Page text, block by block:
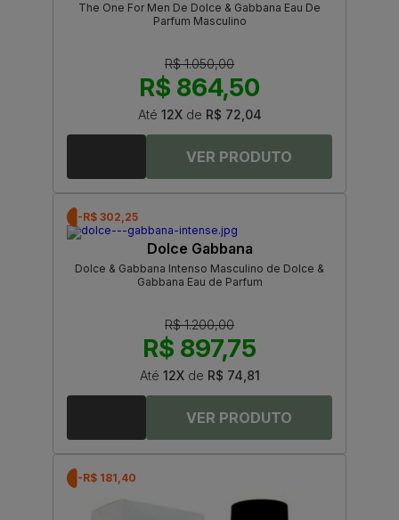
The One For Men De Dolce & Gabbana Eau De
Parfum Masculino
R$ 1.050,00
R$ 864,50
Até 12Xde R$ 72,04
-R$ 302,25
Dolce Gabbana
Dolce & Gabbana Intenso Masculino de Dolce &
Gabbana Eau de Parfum
R$ 1.200,00
R$ 897,75
Até 12Xde R$ 74,81
-R$ 181,40